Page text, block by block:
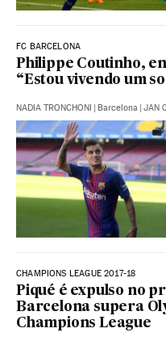
FC BARCELONA
Philippe Coutinho,
“Estou vivendo um
NADIA TRONCHONI | Barcelona | JAN
CHAMPIONS LEAGUE 2017-18
Piqué é expulso no
Barcelona supera
Champions League